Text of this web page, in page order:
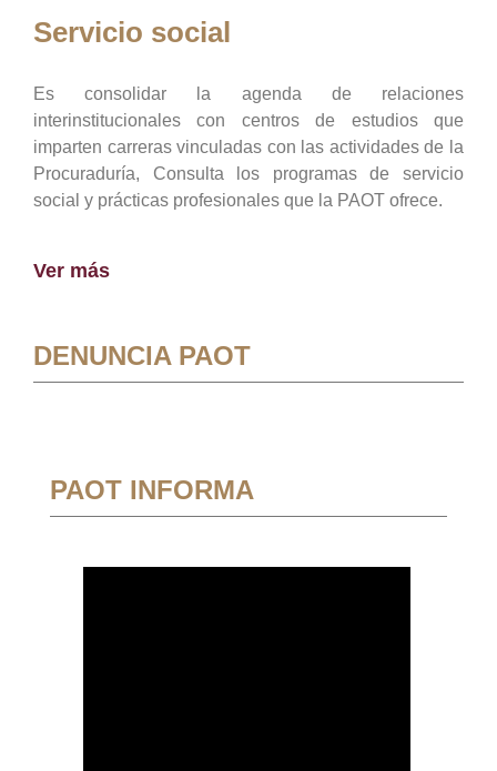
Servicio social
Es consolidar la agenda de relaciones
interinstitucionales con centros de estudios que
imparten carreras vinculadas con las actividades de la
Procuraduría, Consulta los programas de servicio
social y prácticas profesionales que la PAOT ofrece.
Ver más
DENUNCIA PAOT
PAOT INFORMA